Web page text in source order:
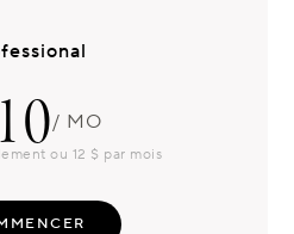
10/ MO
ou 12 $ par mois